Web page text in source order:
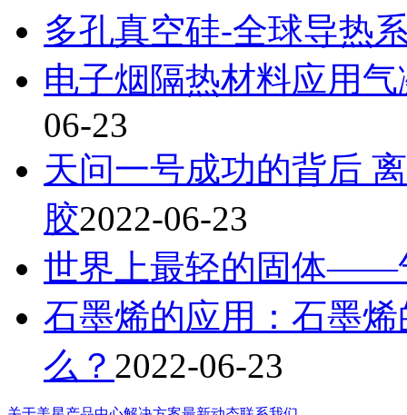
多孔真空硅-全球导热
电子烟隔热材料应用
06-23
天问一号成功的背后
胶2022-06-23
世界上最轻的固体——
石墨烯的应用：石墨
么？ 2022-06-23